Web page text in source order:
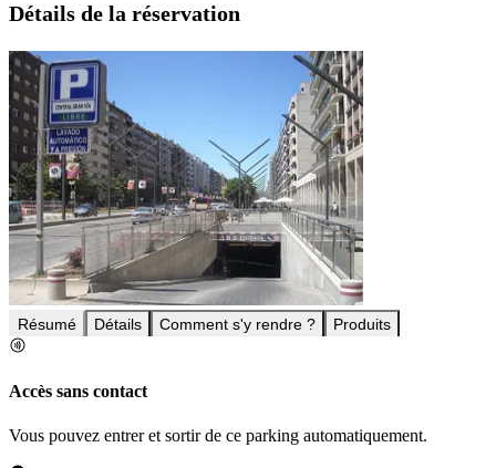
Détails de la réservation
Résumé Détails Comment s'y rendre ? Produits
Accès sans contact
Vous pouvez entrer et sortir de ce parking automatiquement.